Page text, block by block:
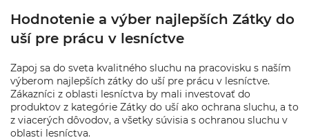
Hodnotenie a výber najlepších Zátky do
uší pre prácu v lesníctve
Zapoj sa do sveta kvalitného sluchu na pracovisku s naším
výberom najlepších zátky do uší pre prácu v lesníctve.
Zákazníci z oblasti lesníctva by mali investovať do
produktov z kategórie Zátky do uší ako ochrana sluchu, a to
z viacerých dôvodov, a všetky súvisia s ochranou sluchu v
oblasti lesníctva.